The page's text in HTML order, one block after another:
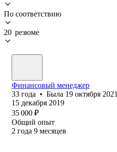
По соответствию
20 резюме
Финансовый менеджер
33 года • Была 19 октября 2021
15 декабря 2019
35 000 ₽
Общий опыт
2 года 9 месяцев